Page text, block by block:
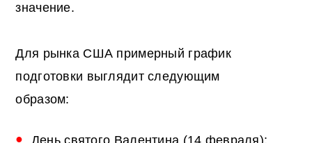
значение.
Для рынка США примерный график
подготовки выглядит следующим
образом: